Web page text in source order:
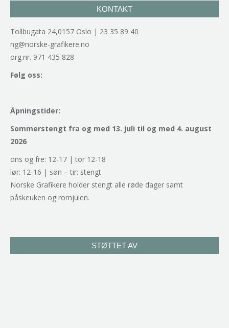
KONTAKT
Tollbugata 24,0157 Oslo | 23 35 89 40
ng@norske-grafikere.no
org.nr. 971 435 828
Følg oss:
Åpningstider:
Sommerstengt fra og med 13. juli til og med 4. august
2026
ons og fre: 12-17 | tor 12-18
lør: 12-16 | søn – tir: stengt
Norske Grafikere holder stengt alle røde dager samt
påskeuken og romjulen.
STØTTET AV